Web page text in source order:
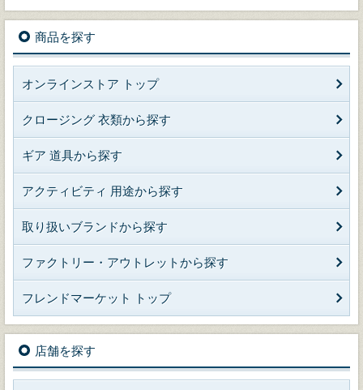
商品を探す
オンラインストア トップ
クロージング 衣類から探す
ギア 道具から探す
アクティビティ 用途から探す
取り扱いブランドから探す
ファクトリー・アウトレットから探す
フレンドマーケット トップ
店舗を探す